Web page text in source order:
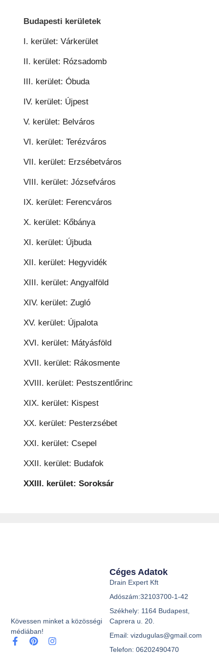
Budapesti kerületek
I. kerület: Várkerület
II. kerület: Rózsadomb
III. kerület: Óbuda
IV. kerület: Újpest
V. kerület: Belváros
VI. kerület: Terézváros
VII. kerület: Erzsébetváros
VIII. kerület: Józsefváros
IX. kerület: Ferencváros
X. kerület: Kőbánya
XI. kerület: Újbuda
XII. kerület: Hegyvidék
XIII. kerület: Angyalföld
XIV. kerület: Zugló
XV. kerület: Újpalota
XVI. kerület: Mátyásföld
XVII. kerület: Rákosmente
XVIII. kerület: Pestszentlőrinc
XIX. kerület: Kispest
XX. kerület: Pesterzsébet
XXI. kerület: Csepel
XXII. kerület: Budafok
XXIII. kerület: Soroksár
Kövessen minket a közösségi
médiában!
Céges Adatok
Drain Expert Kft
Adószám:32103700-1-42
Székhely: 1164 Budapest,
Caprera u. 20.
Email: vizdugulas@gmail.com
Telefon: 06202490470